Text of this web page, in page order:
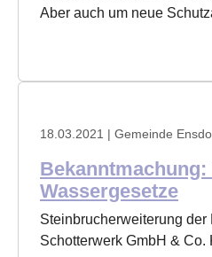
Aber auch um neue
18.03.2021 | Gemeinde
Bekanntmachung:
Wassergesetze
Steinbrucherweiterung der
Schotterwerk GmbH & Co.